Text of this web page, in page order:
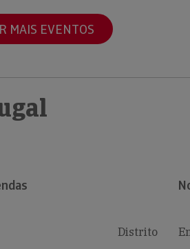
MAIS EVENTOS
Distrito